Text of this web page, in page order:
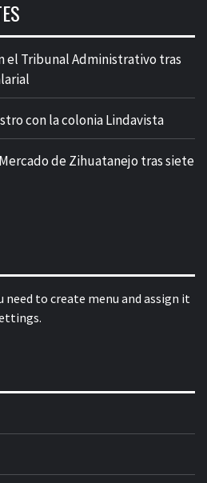
el Tribunal Administrativo tras
con la colonia Lindavista
de Zihuatanejo tras siete
need to create menu and assign it